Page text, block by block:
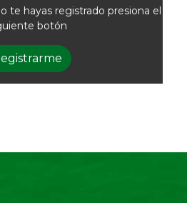
te hayas registrado presiona el
botón